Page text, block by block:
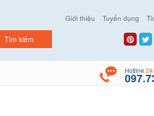
Giới thiệu Tuyển dụng
Hotline